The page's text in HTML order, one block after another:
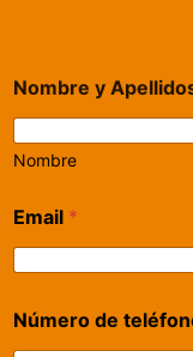
Nombre y
Nombre
Email *
Número de